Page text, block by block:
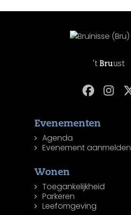
't Bruust
Evenementen
Agenda
Evenement aanmelden
Wonen
Toegankelijkheid
Parkeren
Leefomgeving